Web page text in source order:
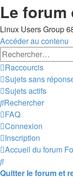
Le forum
Linux Users Group
Accéder au contenu
Raccourcis
Sujets sans
Sujets actifs
Rechercher
FAQ
Connexion
Inscription
Accueil du forum
Rechercher
Quitter le forum et